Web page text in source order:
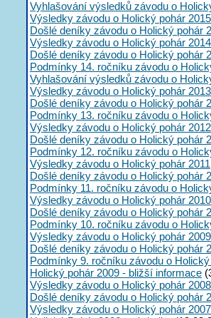
Vyhlašování výsledků závodu o
Výsledky závodu o Holický pohár 2015
Došlé deníky závodu o Holický pohár
Výsledky závodu o Holický pohár 2014
Došlé deníky závodu o Holický pohár
Podmínky 14. ročníku závodu o
Vyhlašování výsledků závodu o
Výsledky závodu o Holický pohár 2013
Došlé deníky závodu o Holický pohár
Podmínky 13. ročníku závodu o
Výsledky závodu o Holický pohár 2012
Došlé deníky závodu o Holický pohár
Podmínky 12. ročníku závodu o
Výsledky závodu o Holický pohár 2011
Došlé deníky závodu o Holický pohár
Podmínky 11. ročníku závodu o
Výsledky závodu o Holický pohár 2010
Došlé deníky závodu o Holický pohár
Podmínky 10. ročníku závodu o
Výsledky závodu o Holický pohár 2009
Došlé deníky závodu o Holický pohár
Podmínky 9. ročníku závodu o
Holický pohár 2009 - bližší informace
Výsledky závodu o Holický pohár 2008
Došlé deníky závodu o Holický pohár
Výsledky závodu o Holický pohár 2007